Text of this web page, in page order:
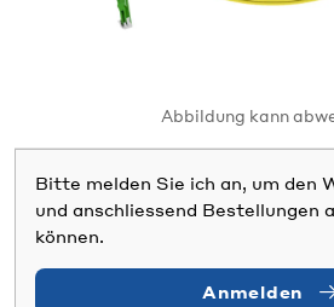
Abbildung kann
Bitte melden Sie ich an, um den
und anschliessend Bestellungen
können.
Anmelden